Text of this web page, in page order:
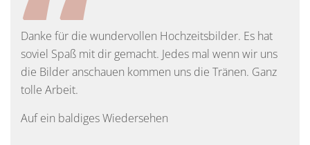
Danke für die wundervollen Hochzeitsbilder. Es hat
soviel Spaß mit dir gemacht. Jedes mal wenn wir uns
die Bilder anschauen kommen uns die Tränen. Ganz
tolle Arbeit.
Auf ein baldiges Wiedersehen